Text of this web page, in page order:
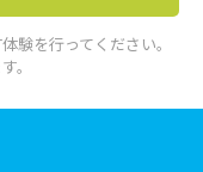
験を行ってください。
。